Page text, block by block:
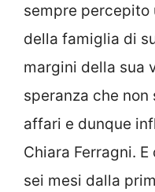
sempre
della famiglia di
margini della sua
speranza che
affari e dunque
Chiara Ferragni.
sei mesi dalla